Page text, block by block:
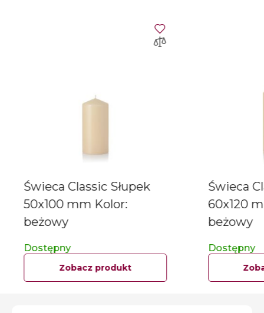
Świeca Classic Słupek
50x100 mm Kolor:
beżowy
Dostępny
Zobacz produkt
Świeca
60x120
beżowy
Dostępny